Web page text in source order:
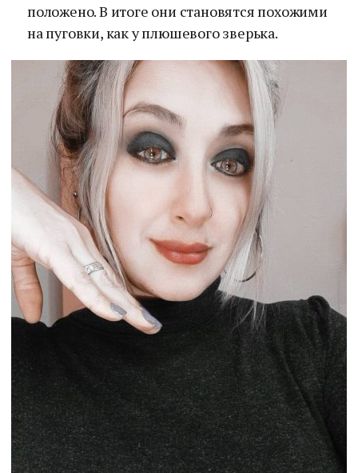
положено. В итоге они становятся похожими
на пуговки, как у плюшевого зверька.